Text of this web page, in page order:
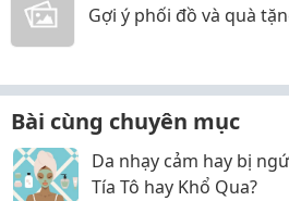
Gợi ý phối đồ và quà
Bài cùng chuyên mục
Da nhạy cảm hay bị
Tía Tô hay Khổ Qua?